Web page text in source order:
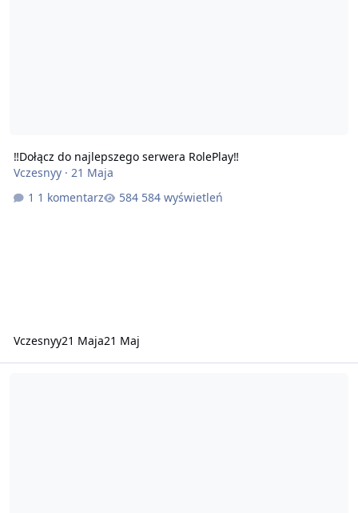
‼️Dołącz do najlepszego serwera RolePlay‼️
Vczesnyy· 21 Maja
1 komentarz
584 wyświetleń
Vczesnyy21 Maja21 Maj